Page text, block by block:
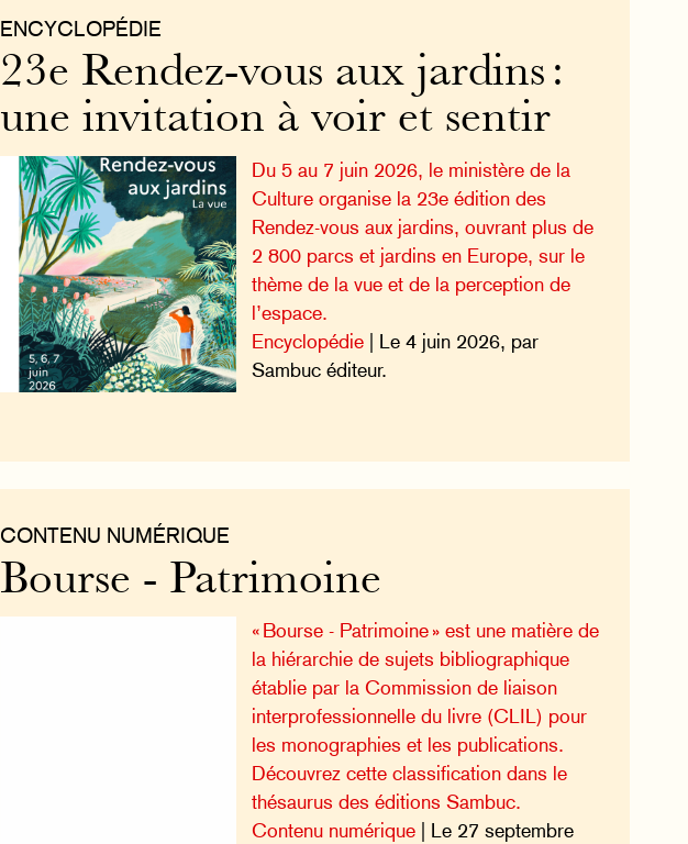
ENCYCLOPÉDIE
23e Rendez-vous aux jardins :
une invitation à voir et sentir
Du 5 au 7 juin 2026, le ministère de la
Culture organise la 23e édition des
Rendez-vous aux jardins, ouvrant plus de
2 800 parcs et jardins en Europe, sur le
thème de la vue et de la perception de
l’espace.
Encyclopédie| Le 4 juin 2026, par
Sambuc éditeur.
CONTENU NUMÉRIQUE
Bourse - Patrimoine
« Bourse - Patrimoine » est une matière de
la hiérarchie de sujets bibliographique
établie par la Commission de liaison
interprofessionnelle du livre (CLIL) pour
les monographies et les publications.
Découvrez cette classification dans le
thésaurus des éditions Sambuc.
Contenu numérique| Le 27 septembre